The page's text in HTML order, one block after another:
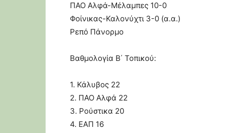
ΠΑΟ Αλφά-Μέλαμπες 10-0
Φοίνικας-Καλονύχτι 3-0 (α.α.)
Ρεπό Πάνορμο
Βαθμολογία Β΄ Τοπικού:
1. Κάλυβος 22
2. ΠΑΟ Αλφά 22
3. Ρούστικα 20
4. ΕΑΠ 16